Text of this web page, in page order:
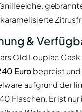
&
Old Loupiac
Eurobepreist
aufgrund der
Flaschen. Er ist nur